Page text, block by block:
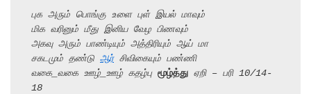
புக அரும் பொங்கு உளை புள் இயல் மாவும்
மிக வரினும் மீது இனிய வேழ பிணவும்
அகவு அரும் பாண்டியும் அத்திரியும் ஆய் மா
சகடமும் தண்டு ஆர் சிவிகையும் பண்ணி
வகை_வகை ஊழ்_ஊழ் கதழ்பு மூழ்த்து ஏறி – பரி 10/14-
18